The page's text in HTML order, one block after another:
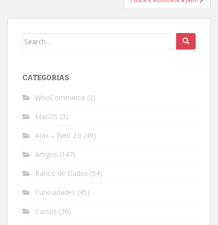
Search
CATEGORIAS
WooCommerce (2)
MacOS (3)
Ajax – Web 2.0 (49)
Artigos (147)
Banco de Dados (54)
Curiosidades (45)
Cursos (36)